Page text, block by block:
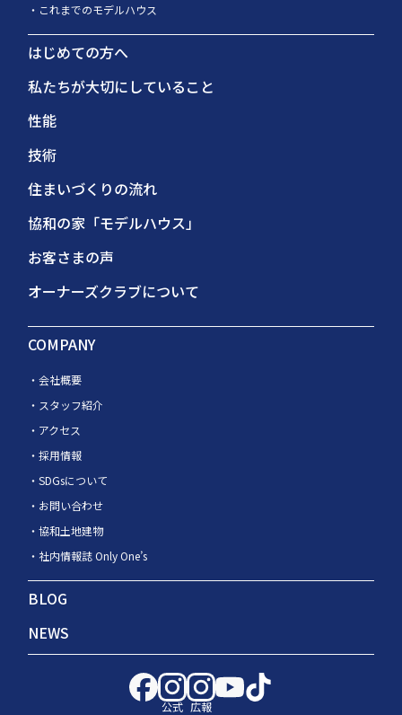
これまでのモデルハウス
はじめての方へ
私たちが大切にしていること
性能
技術
住まいづくりの流れ
協和の家「モデルハウス」
お客さまの声
オーナーズクラブについて
COMPANY
会社概要
スタッフ紹介
アクセス
採用情報
SDGsについて
お問い合わせ
協和土地建物
社内情報誌 Only One’s
BLOG
NEWS
公式 広報